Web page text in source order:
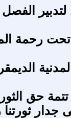
لتدبير
رحمة
حق